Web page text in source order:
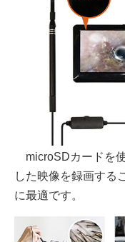
microSDカードを
した映像を録画する
に最適です。